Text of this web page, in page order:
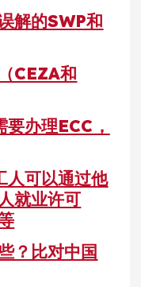
解的SWP和
CEZA和
办理ECC，
人可以通过他
就业许可
？比对中国